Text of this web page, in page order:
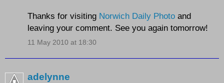
Thanks for visiting Norwich Daily Photo and
leaving your comment. See you again tomorrow!
11 May 2010 at 18:30
adelynne